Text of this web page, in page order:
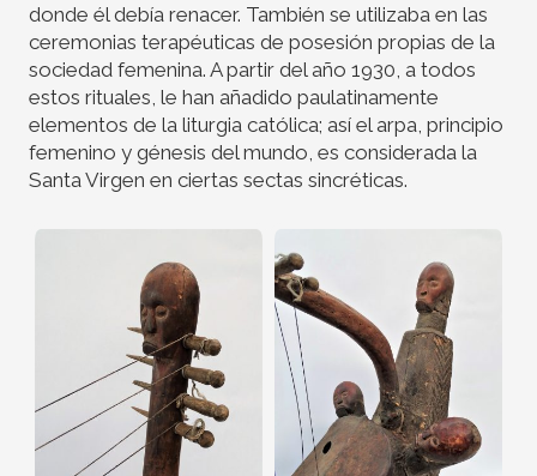
donde él debía renacer. También se utilizaba en las
ceremonias terapéuticas de posesión propias de la
sociedad femenina. A partir del año 1930, a todos
estos rituales, le han añadido paulatinamente
elementos de la liturgia católica; así el arpa, principio
femenino y génesis del mundo, es considerada la
Santa Virgen en ciertas sectas sincréticas.